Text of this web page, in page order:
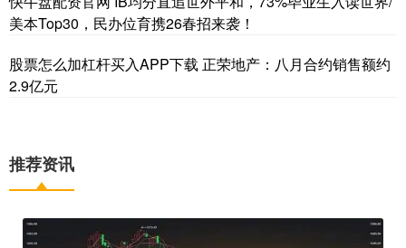
美本Top30，民办位育携26春招来袭！
股票怎么加杠杆买入APP下载 正荣地产：八月合约销售额约
2.9亿元
推荐资讯